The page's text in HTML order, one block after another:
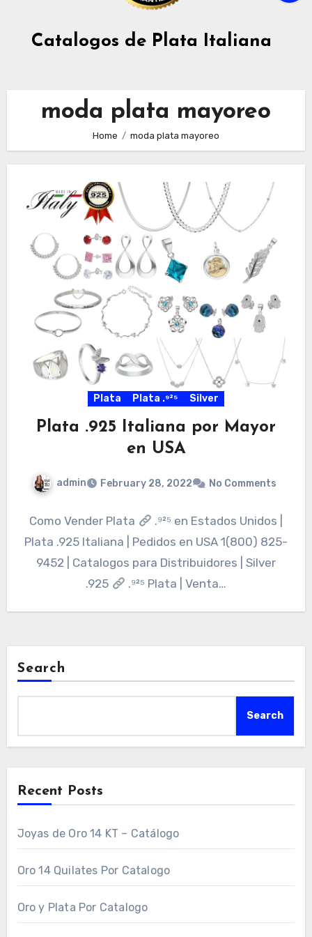
Catalogos de Plata Italiana
moda plata mayoreo
Home moda plata mayoreo
Plata Plata .⁹²⁵ Silver
Plata .925 Italiana por Mayor
en USA
admin February 28, 2022 No Comments
Como Vender Plata
.⁹²⁵ en Estados Unidos |
Plata .925 Italiana | Pedidos en USA 1(800) 825-
9452 | Catalogos para Distribuidores | Silver
.925
.⁹²⁵ Plata | Venta…
Search
Search
Recent Posts
Joyas de Oro 14 KT – Catálogo
Oro 14 Quilates Por Catalogo
Oro y Plata Por Catalogo